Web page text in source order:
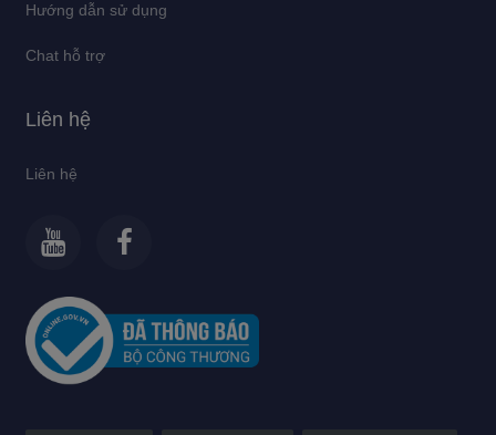
Hướng dẫn sử dụng
Chat hỗ trợ
Liên hệ
Liên hệ